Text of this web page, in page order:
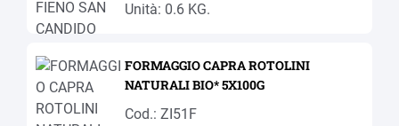
Unità: 0.6 KG.
FORMAGGIO CAPRA ROTOLINI
NATURALI BIO* 5X100G
Cod.: ZI51F